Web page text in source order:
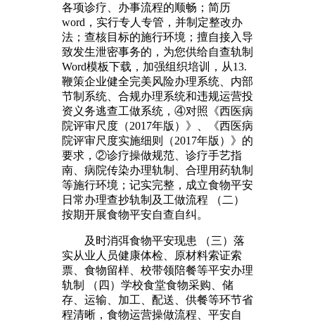
各项诊疗、办事流程的顺畅；简历
word，实行专人专管，并制定整改办
法；查核目标的施行环境；擅自接入导
致发生泄密事务的，为您供给自查轨制
Word模板下载，加强组织培训，从13.
鞭策企业健全完美风险办理系统、内部
节制系统、合规办理系统和违规运营投
资义务逃查工做系统，④对照《西医病
院评审尺度（2017年版）》、《西医病
院评审尺度实施细则（2017年版）》的
要求，②诊疗操做规范、诊疗手艺指
南、病院传染办理轨制、合理用药轨制
等施行环境；记实完整，成立食物平安
日常办理查抄轨制及工做流程 （二）
按期开展食物平安自查自纠。
及时消弭食物平安现患 （三）落
实从业人员健康体检、原材料索证索
票、食物留样、校带领陪餐等平安办理
轨制 （四）学校食堂食物采购、储
存、运输、加工、配送、供餐等环节省
程清晰，食物运营操做流程、平安自